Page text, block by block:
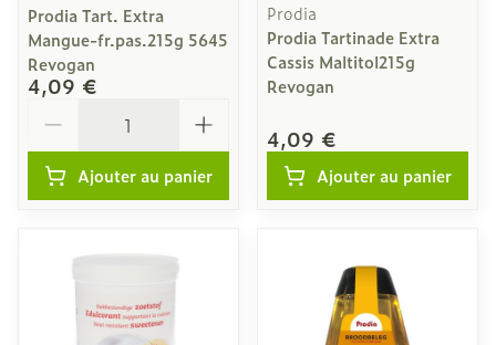
Prodia Tart. Extra
Mangue-fr.pas.215g 5645
Revogan
4,09 €
Ajouter au panier
Prodia
Prodia Tartinade Extra
Cassis Maltitol215g
Revogan
4,09 €
Ajouter au panier